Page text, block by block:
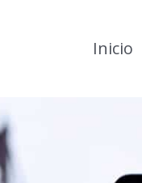
Inicio